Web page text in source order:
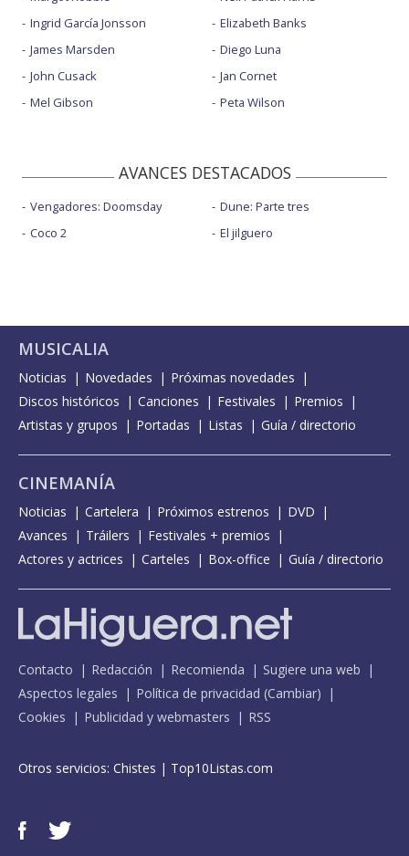
Ingrid García Jonsson
James Marsden
John Cusack
Mel Gibson
Elizabeth Banks
Diego Luna
Jan Cornet
Peta Wilson
AVANCES DESTACADOS
Vengadores: Doomsday
Coco 2
Dune: Parte tres
El jilguero
MUSICALIA
Noticias Novedades
Próximas novedades
Discos históricos
Canciones Festivales
Premios
Artistas y grupos
Portadas Listas Guía / directorio
CINEMANÍA
Noticias Cartelera Próximos estrenos
DVD
Avances
Tráilers
Festivales + premios
Actores y actrices
Carteles Box-office Guía / directorio
Contacto Redacción Recomienda
Sugiere una web
Aspectos legales
Política de privacidad (Cambiar)
Cookies
Publicidad y webmasters RSS
Otros servicios: Chistes | Top10Listas.com